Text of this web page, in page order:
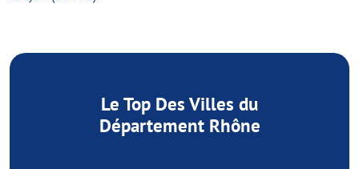
Le Top Des Villes du
Département Rhône